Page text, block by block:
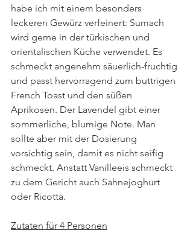
habe ich mit einem besonders
leckeren Gewürz verfeinert: Sumach
wird gerne in der türkischen und
orientalischen Küche verwendet. Es
schmeckt angenehm säuerlich-fruchtig
und passt hervorragend zum buttrigen
French Toast und den süßen
Aprikosen. Der Lavendel gibt einer
sommerliche, blumige Note. Man
sollte aber mit der Dosierung
vorsichtig sein, damit es nicht seifig
schmeckt. Anstatt Vanilleeis schmeckt
zu dem Gericht auch Sahnejoghurt
oder Ricotta.
Zutaten für 4 Personen